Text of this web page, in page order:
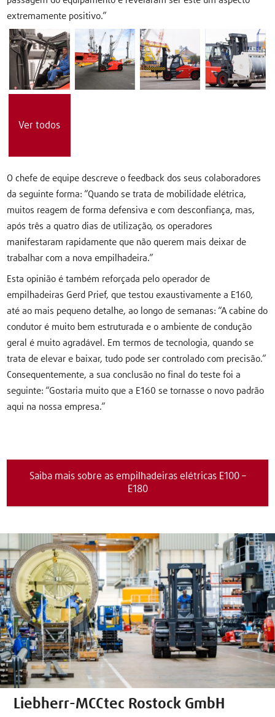
extremamente positivo.”
Ver todos
O chefe de equipe descreve o feedback dos seus colaboradores
da seguinte forma: “Quando se trata de mobilidade elétrica,
muitos reagem de forma defensiva e com desconfiança, mas,
após três a quatro dias de utilização, os operadores
manifestaram rapidamente que não querem mais deixar de
trabalhar com a nova empilhadeira.”
Esta opinião é também reforçada pelo operador de
empilhadeiras Gerd Prief, que testou exaustivamente a E160,
até ao mais pequeno detalhe, ao longo de semanas: “A cabine do
condutor é muito bem estruturada e o ambiente de condução
geral é muito agradável. Em termos de tecnologia, quando se
trata de elevar e baixar, tudo pode ser controlado com precisão.”
Consequentemente, a sua conclusão no final do teste foi a
seguinte: “Gostaria muito que a E160 se tornasse o novo padrão
aqui na nossa empresa.”
Saiba mais sobre as empilhadeiras elétricas E100 –
E180
Liebherr-MCCtec Rostock GmbH